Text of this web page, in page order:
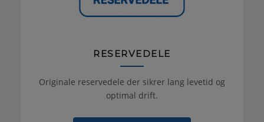
RESERVEDELE
Originale reservedele der sikrer lang levetid og
optimal drift.